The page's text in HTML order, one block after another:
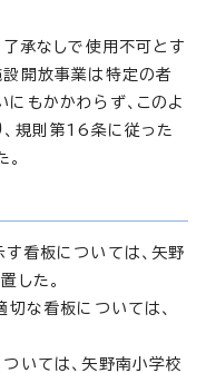
了承なしで使用不可とす
設開放事業は特定の者
もかかわらず、このよ
規則第16条に従った
看板については、矢野
した。
切な看板については、
いては、矢野南小学校